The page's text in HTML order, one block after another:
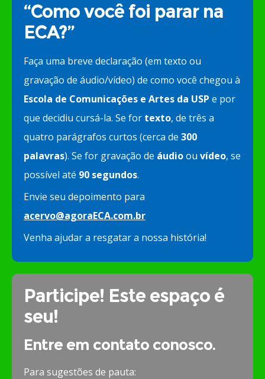
“Como você foi parar na
ECA?”
Faça uma breve declaração (em texto ou
gravação de áudio/vídeo) de como você chegou à
Escola de Comunicações e Artes da USP e por
que decidiu cursá-la. Se for texto, de três a
quatro parágrafos curtos (cerca de 300
palavras). Se for gravação de áudioou vídeo, se
possível até 90 segundos.
Envie seu depoimento para
acervo@agoraECA.com.br
Venha ajudar a resgatar a nossa história!
Participe! Este espaço é
seu!
Entre em contato conosco.
Para sugestões de pauta: